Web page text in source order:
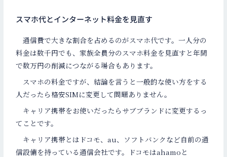
スマホ代とインターネット料金を見直す
通信費で大きな割合を占めるのがスマホ代です。一人分の
料金は数千円でも、家族全員分のスマホ料金を見直すと年間
で数万円の削減につながる場合もあります。
スマホの料金ですが、結論を言うと一般的な使い方をする
人だったら格安SIMに変更して問題ありません。
キャリア携帯をお使いだったらサブブランドに変更するっ
てことです。
キャリア携帯とはドコモ、au、ソフトバンクなど自前の通
信設備を持っている通信会社です。ドコモはahamoと